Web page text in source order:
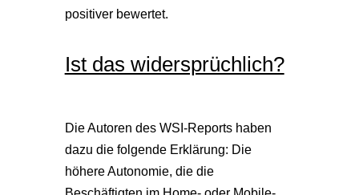
positiver bewertet.
Ist das widersprüchlich?
Die Autoren des WSI-Reports haben
dazu die folgende Erklärung: Die
höhere Autonomie, die die